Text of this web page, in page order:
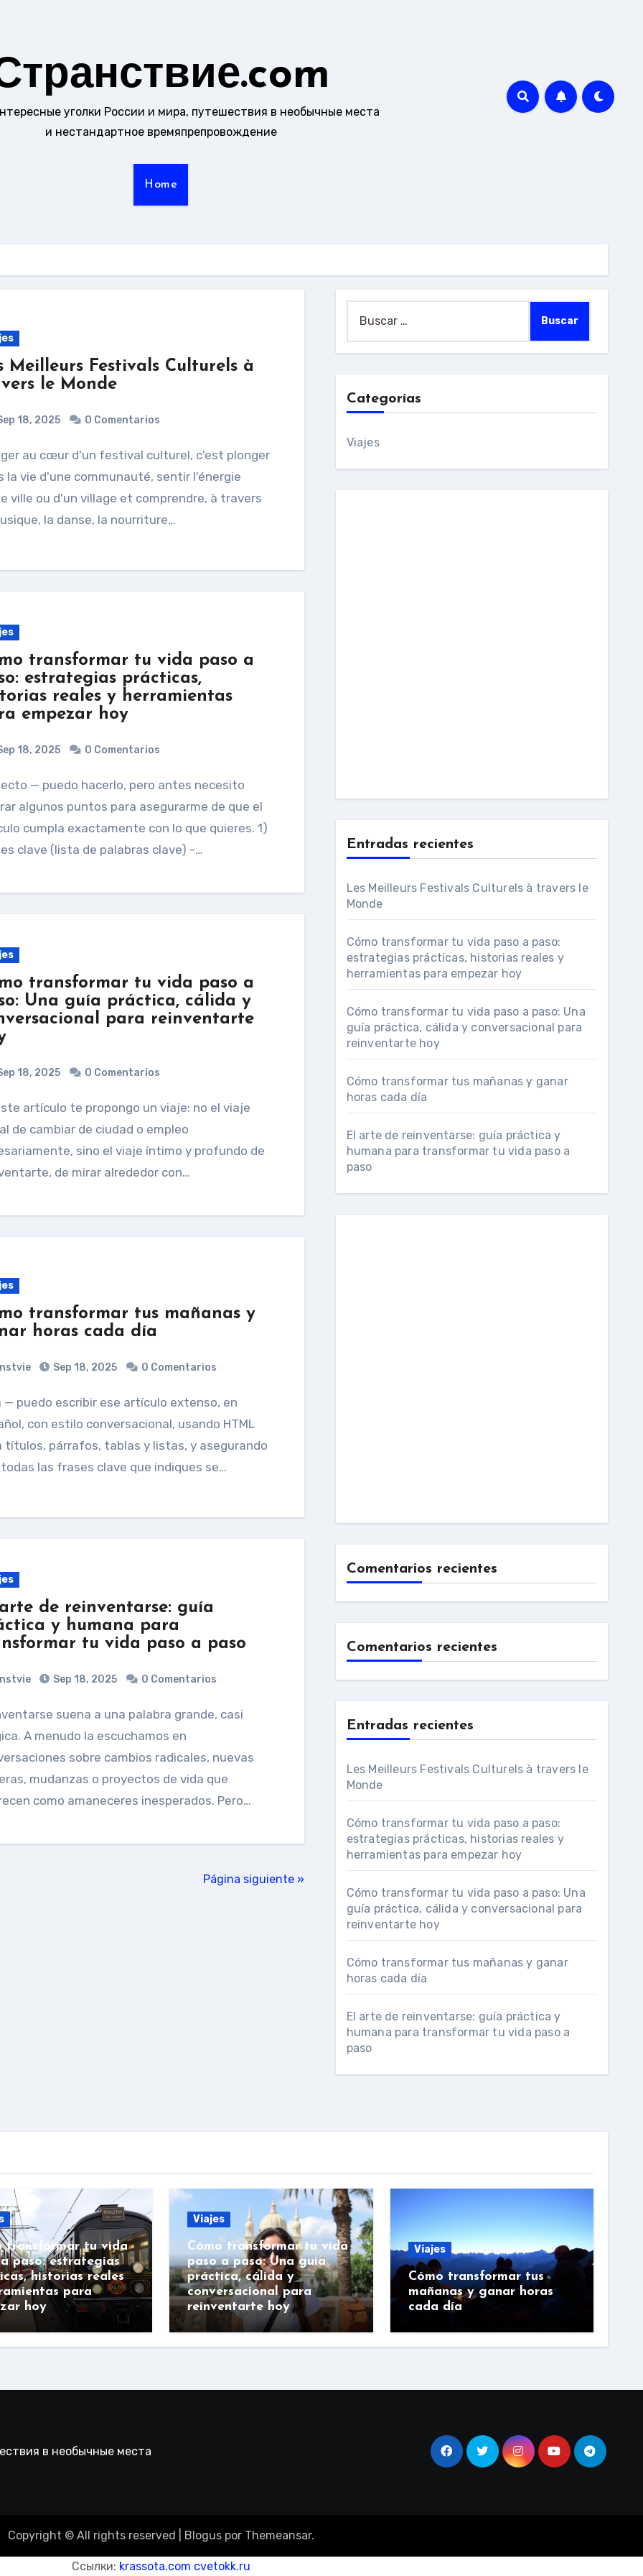
уголки России и мира, путешествия в необычные места
и нестандартное времяпрепровождение
Home
Meilleurs Festivals Culturels à
le Monde
18, 2025 0 Comentarios
la vie d'une communauté, sentir l'énergie
ville ou d'un village et comprendre, à travers
la danse, la nourriture…
transformar tu vida paso a
estrategias prácticas,
reales y herramientas
empezar hoy
18, 2025 0 Comentarios
algunos puntos para asegurarme de que el
cumpla exactamente con lo que quieres. 1)
clave (lista de palabras clave) -…
transformar tu vida paso a
Una guía práctica, cálida y
para reinventarte
18, 2025 0 Comentarios
de cambiar de ciudad o empleo
sino el viaje íntimo y profundo de
de mirar alrededor con…
transformar tus mañanas y
horas cada día
Sep 18, 2025 0 Comentarios
con estilo conversacional, usando HTML
títulos, párrafos, tablas y listas, y asegurando
las frases clave que indiques se…
de reinventarse: guía
y humana para
tu vida paso a paso
Sep 18, 2025 0 Comentarios
A menudo la escuchamos en
sobre cambios radicales, nuevas
mudanzas o proyectos de vida que
como amaneceres inesperados. Pero…
Página siguiente »
Categorías
Viajes
Entradas recientes
Les Meilleurs Festivals Culturels à travers le
Monde
Cómo transformar tu vida paso a paso:
estrategias prácticas, historias reales y
herramientas para empezar hoy
Cómo transformar tu vida paso a paso: Una
guía práctica, cálida y conversacional para
reinventarte hoy
Cómo transformar tus mañanas y ganar
horas cada día
El arte de reinventarse: guía práctica y
humana para transformar tu vida paso a
paso
Comentarios recientes
Comentarios recientes
Entradas recientes
Les Meilleurs Festivals Culturels à travers le
Monde
Cómo transformar tu vida paso a paso:
estrategias prácticas, historias reales y
herramientas para empezar hoy
Cómo transformar tu vida paso a paso: Una
guía práctica, cálida y conversacional para
reinventarte hoy
Cómo transformar tus mañanas y ganar
horas cada día
El arte de reinventarse: guía práctica y
humana para transformar tu vida paso a
paso
transformar tu vida
paso: estrategias
historias reales
para
hoy
Viajes
Cómo transformar tu vida
paso a paso: Una guía
práctica, cálida y
conversacional para
reinventarte hoy
Viajes
Cómo transformar tus
mañanas y ganar horas
cada día
в необычные места
Copyright © All rights reserved Bloguspor Themeansar.
Ссылки: krassota.com cvetokk.ru